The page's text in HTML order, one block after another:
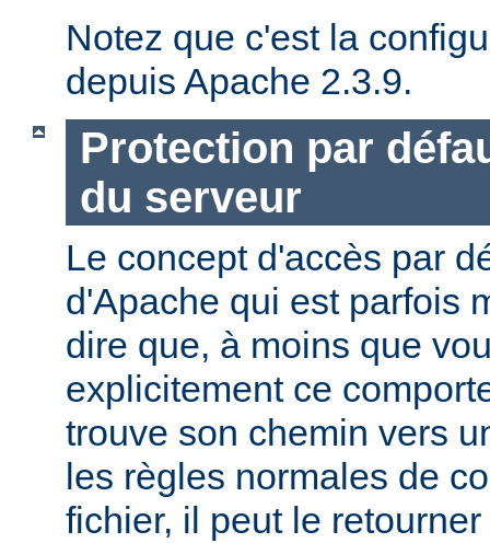
Notez que c'est la
depuis Apache 2.3.9.
Protection par
du serveur
Le concept d'accès par
d'Apache qui est parfois
dire que, à moins que
explicitement ce
trouve son chemin vers
les règles normales de
fichier, il peut le